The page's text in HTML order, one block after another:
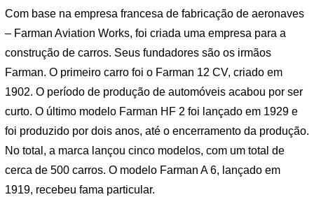
Com base na empresa francesa de fabricação de aeronaves
– Farman Aviation Works, foi criada uma empresa para a
construção de carros. Seus fundadores são os irmãos
Farman. O primeiro carro foi o Farman 12 CV, criado em
1902. O período de produção de automóveis acabou por ser
curto. O último modelo Farman HF 2 foi lançado em 1929 e
foi produzido por dois anos, até o encerramento da produção.
No total, a marca lançou cinco modelos, com um total de
cerca de 500 carros. O modelo Farman A 6, lançado em
1919, recebeu fama particular.